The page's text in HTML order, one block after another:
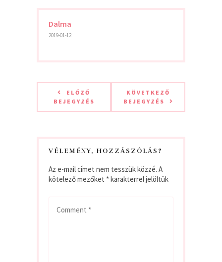
Dalma
2019-01-12
ELŐZŐ
BEJEGYZÉS
KÖVETKEZŐ
BEJEGYZÉS
VÉLEMÉNY, HOZZÁSZÓLÁS?
Az e-mail címet nem tesszük közzé. A
kötelező mezőket *karakterrel jelöltük